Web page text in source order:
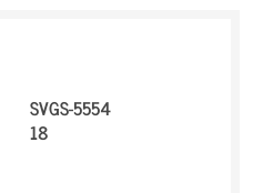
SVGS-5554
18